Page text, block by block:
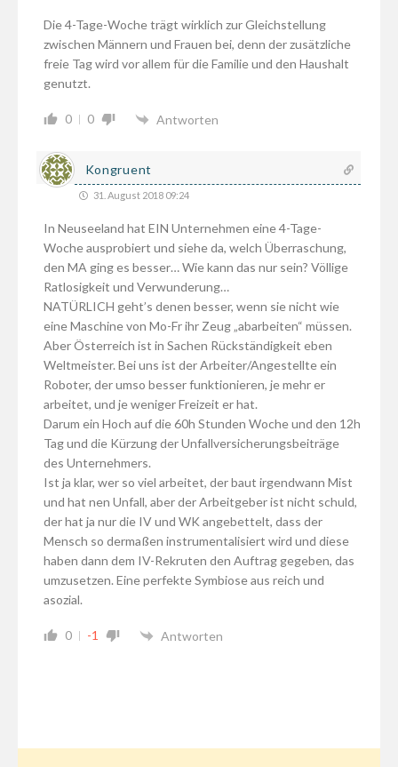
Die 4-Tage-Woche trägt wirklich zur Gleichstellung
zwischen Männern und Frauen bei, denn der zusätzliche
freie Tag wird vor allem für die Familie und den Haushalt
genutzt.
0 0 Antworten
Kongruent
31. August 2018 09:24
In Neuseeland hat EIN Unternehmen eine 4-Tage-
Woche ausprobiert und siehe da, welch Überraschung,
den MA ging es besser… Wie kann das nur sein? Völlige
Ratlosigkeit und Verwunderung…
NATÜRLICH geht’s denen besser, wenn sie nicht wie
eine Maschine von Mo-Fr ihr Zeug „abarbeiten“ müssen.
Aber Österreich ist in Sachen Rückständigkeit eben
Weltmeister. Bei uns ist der Arbeiter/Angestellte ein
Roboter, der umso besser funktionieren, je mehr er
arbeitet, und je weniger Freizeit er hat.
Darum ein Hoch auf die 60h Stunden Woche und den 12h
Tag und die Kürzung der Unfallversicherungsbeiträge
des Unternehmers.
Ist ja klar, wer so viel arbeitet, der baut irgendwann Mist
und hat nen Unfall, aber der Arbeitgeber ist nicht schuld,
der hat ja nur die IV und WK angebettelt, dass der
Mensch so dermaßen instrumentalisiert wird und diese
haben dann dem IV-Rekruten den Auftrag gegeben, das
umzusetzen. Eine perfekte Symbiose aus reich und
asozial.
0 -1 Antworten